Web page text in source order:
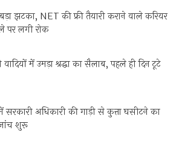
बड़ा झटका, NET की फ्री तैयारी कराने वाले करियर
पर लगी रोक
में उमड़ा श्रद्धा का सैलाब, पहले ही दिन टूटे
सरकारी अधिकारी की गाड़ी से कुत्ता घसीटने का
शुरू